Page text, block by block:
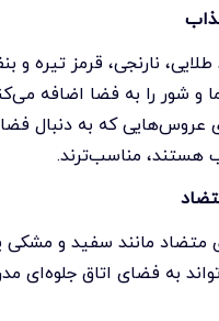
نارنجی، قرمز تیره و
شور را به فضا اضافه
عروس‌هایی که به دنبال
هستند، مناسب‌ترند.
مانند سفید و مشکی
به فضای اتاق جلوه‌ای